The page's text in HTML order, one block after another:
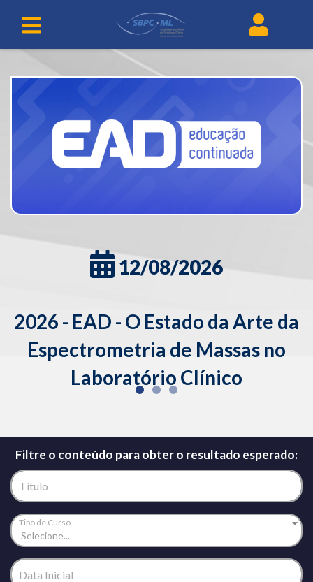
12/08/2026
- O Estado da Arte da
de Massas no
Clínico
2026 -
Prática: Avaliação de Impacto da
Filtre o conteúdo para obter o resultado esperado:
Título
Selecione...
Tipo de Curso
Data Inicial